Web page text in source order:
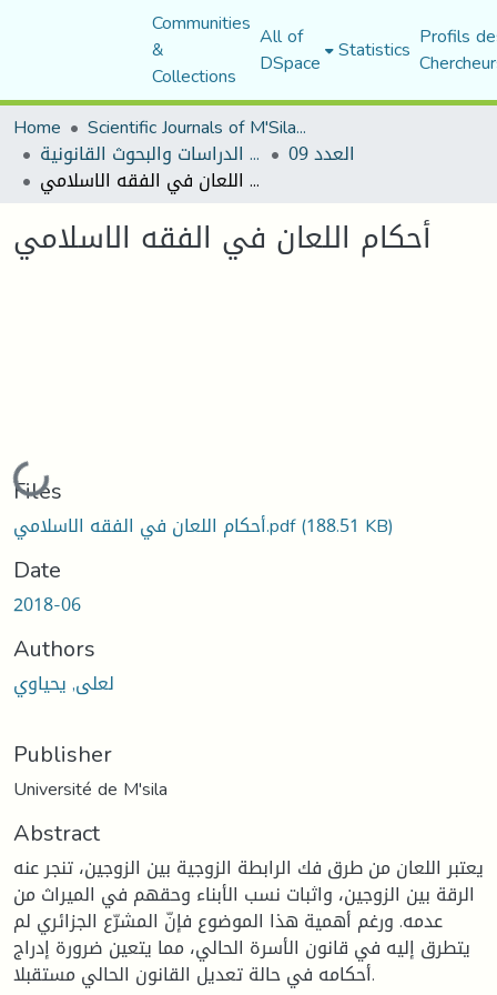
Communities
&
Collections
All of
DSpace Statistics Profils
Home
Scientific Journals of M'Sila University
مجلة الدراسات والبحوث القانونية العدد 09
أحكام اللعان في الفقه الاسلامي
أحكام اللعان في الفقه الاسلامي
Loading...
Files
أحكام اللعان في الفقه الاسلامي.pdf(188.51 KB)
Date
2018-06
Authors
لعلى, يحياوي
Publisher
Université de M'sila
Abstract
يعتبر اللعان من طرق فك الرابطة الزوجية بين الزوجين، تنجر عنه
الرقة بين الزوجين، واثبات نسب الأبناء وحقهم في الميراث من
عدمه. ورغم أهمية هذا الموضوع فإنّ المشرّع الجزائري لم
يتطرق إليه في قانون الأسرة الحالي، مما يتعين ضرورة إدراج
أحكامه في حالة تعديل القانون الحالي مستقبلا.